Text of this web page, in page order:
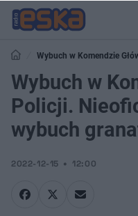
Wybuch w Komendzie
granatnika
Wybuch w
Policji.
wybuch
2022-12-15 12:00